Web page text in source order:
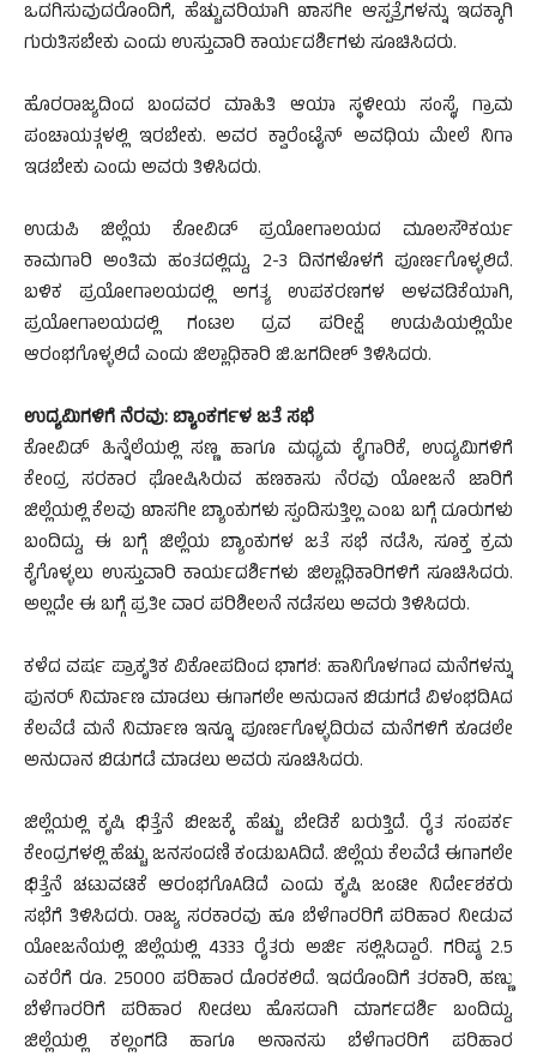
ಒದಗಿಸುವುದರೊಂದಿಗೆ, ಹೆಚ್ಚುವರಿಯಾಗಿ ಖಾಸಗೀ ಆಸ್ಪತ್ರೆಗಳನ್ನು ಇದಕ್ಕಾಗಿ
ಗುರುತಿಸಬೇಕು ಎಂದು ಉಸ್ತುವಾರಿ ಕಾರ್ಯದರ್ಶಿಗಳು ಸೂಚಿಸಿದರು.
ಹೊರರಾಜ್ಯದಿಂದ ಬಂದವರ ಮಾಹಿತಿ ಆಯಾ ಸ್ಥಳೀಯ ಸಂಸ್ಥೆ, ಗ್ರಾಮ
ಪಂಚಾಯತ್ಗಳಲ್ಲಿ ಇರಬೇಕು. ಅವರ ಕ್ವಾರೆಂಟೈನ್ ಅವಧಿಯ ಮೇಲೆ ನಿಗಾ
ಇಡಬೇಕು ಎಂದು ಅವರು ತಿಳಿಸಿದರು.
ಉಡುಪಿ ಜಿಲ್ಲೆಯ ಕೋವಿಡ್ ಪ್ರಯೋಗಾಲಯದ ಮೂಲಸೌಕರ್ಯ
ಕಾಮಗಾರಿ ಅಂತಿಮ ಹಂತದಲ್ಲಿದ್ದು, 2-3 ದಿನಗಳೊಳಗೆ ಪೂರ್ಣಗೊಳ್ಳಲಿದೆ.
ಬಳಿಕ ಪ್ರಯೋಗಾಲಯದಲ್ಲಿ ಅಗತ್ಯ ಉಪಕರಣಗಳ ಅಳವಡಿಕೆಯಾಗಿ,
ಪ್ರಯೋಗಾಲಯದಲ್ಲಿ ಗಂಟಲ ದ್ರವ ಪರೀಕ್ಷೆ ಉಡುಪಿಯಲ್ಲಿಯೇ
ಆರಂಭಗೊಳ್ಳಲಿದೆ ಎಂದು ಜಿಲ್ಲಾಧಿಕಾರಿ ಜಿ.ಜಗದೀಶ್ ತಿಳಿಸಿದರು.
ಉದ್ಯಮಿಗಳಿಗೆ ನೆರವು: ಬ್ಯಾಂಕರ್ಗಳ ಜತೆ ಸಭೆ
ಕೋವಿಡ್ ಹಿನ್ನೆಲೆಯಲ್ಲಿ ಸಣ್ಣ ಹಾಗೂ ಮಧ್ಯಮ ಕೈಗಾರಿಕೆ, ಉದ್ಯಮಿಗಳಿಗೆ
ಕೇಂದ್ರ ಸರಕಾರ ಘೋಷಿಸಿರುವ ಹಣಕಾಸು ನೆರವು ಯೋಜನೆ ಜಾರಿಗೆ
ಜಿಲ್ಲೆಯಲ್ಲಿ ಕೆಲವು ಖಾಸಗೀ ಬ್ಯಾಂಕುಗಳು ಸ್ಪಂದಿಸುತ್ತಿಲ್ಲ ಎಂಬ ಬಗ್ಗೆ ದೂರುಗಳು
ಬಂದಿದ್ದು, ಈ ಬಗ್ಗೆ ಜಿಲ್ಲೆಯ ಬ್ಯಾಂಕುಗಳ ಜತೆ ಸಭೆ ನಡೆಸಿ, ಸೂಕ್ತ ಕ್ರಮ
ಕೈಗೊಳ್ಳಲು ಉಸ್ತುವಾರಿ ಕಾರ್ಯದರ್ಶಿಗಳು ಜಿಲ್ಲಾಧಿಕಾರಿಗಳಿಗೆ ಸೂಚಿಸಿದರು.
ಅಲ್ಲದೇ ಈ ಬಗ್ಗೆ ಪ್ರತೀ ವಾರ ಪರಿಶೀಲನೆ ನಡೆಸಲು ಅವರು ತಿಳಿಸಿದರು.
ಕಳೆದ ವರ್ಷ ಪ್ರಾಕೃತಿಕ ವಿಕೋಪದಿಂದ ಭಾಗಶ: ಹಾನಿಗೊಳಗಾದ ಮನೆಗಳನ್ನು
ಪುನರ್ ನಿರ್ಮಾಣ ಮಾಡಲು ಈಗಾಗಲೇ ಅನುದಾನ ಬಿಡುಗಡೆ ವಿಳಂಭದಿAದ
ಕೆಲವೆಡೆ ಮನೆ ನಿರ್ಮಾಣ ಇನ್ನೂ ಪೂರ್ಣಗೊಳ್ಳದಿರುವ ಮನೆಗಳಿಗೆ ಕೂಡಲೇ
ಅನುದಾನ ಬಿಡುಗಡೆ ಮಾಡಲು ಅವರು ಸೂಚಿಸಿದರು.
ಜಿಲ್ಲೆಯಲ್ಲಿ ಕೃಷಿ ಭಿತ್ತೆನೆ ಬೀಜಕ್ಕೆ ಹೆಚ್ಚು ಬೇಡಿಕೆ ಬರುತ್ತಿದೆ. ರೈತ ಸಂಪರ್ಕ
ಕೇಂದ್ರಗಳಲ್ಲಿ ಹೆಚ್ಚು ಜನಸಂದಣಿ ಕಂಡುಬAದಿದೆ. ಜಿಲ್ಲೆಯ ಕೆಲವೆಡೆ ಈಗಾಗಲೇ
ಭಿತ್ತೆನೆ ಚಟುವಟಿಕೆ ಆರಂಭಗೊAಡಿದೆ ಎಂದು ಕೃಷಿ ಜಂಟೀ ನಿರ್ದೇಶಕರು
ಸಭೆಗೆ ತಿಳಿಸಿದರು. ರಾಜ್ಯ ಸರಕಾರವು ಹೂ ಬೆಳೆಗಾರರಿಗೆ ಪರಿಹಾರ ನೀಡುವ
ಯೋಜನೆಯಲ್ಲಿ ಜಿಲ್ಲೆಯಲ್ಲಿ 4333 ರೈತರು ಅರ್ಜಿ ಸಲ್ಲಿಸಿದ್ದಾರೆ. ಗರಿಷ್ಠ 2.5
ಎಕರೆಗೆ ರೂ. 25000 ಪರಿಹಾರ ದೊರಕಲಿದೆ. ಇದರೊಂದಿಗೆ ತರಕಾರಿ, ಹಣ್ಣು
ಬೆಳೆಗಾರರಿಗೆ ಪರಿಹಾರ ನೀಡಲು ಹೊಸದಾಗಿ ಮಾರ್ಗದರ್ಶಿ ಬಂದಿದ್ದು,
ಜಿಲ್ಲೆಯಲ್ಲಿ ಕಲ್ಲಂಗಡಿ ಹಾಗೂ ಅನಾನಸು ಬೆಳೆಗಾರರಿಗೆ ಪರಿಹಾರ